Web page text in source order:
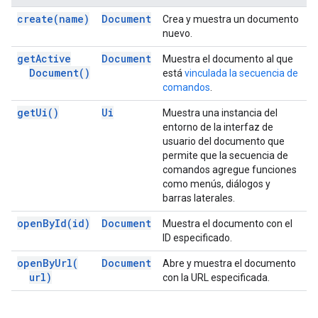
create(name) Document
Crea y muestra un documento
nuevo.
getActive
Document( )
Document
Muestra el documento al que
está vinculada la secuencia de
comandos
getUi( ) Ui
Muestra una instancia del
entorno de la interfaz de
usuario del documento que
permite que la secuencia de
comandos agregue funciones
como menús, diálogos y
barras laterales.
openById(id) Document
Muestra el documento con el
ID especificado.
openByUrl(
url)
Document
Abre y muestra el documento
con la URL especificada.